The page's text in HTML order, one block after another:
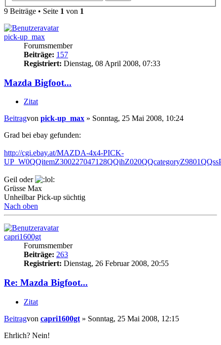
9 Beiträge • Seite 1 von 1
pick-up_max
Forumsmember
Beiträge: 157
Registriert: Dienstag, 08 April 2008, 07:33
Mazda Bigfoot...
Zitat
Beitragvon pick-up_max » Sonntag, 25 Mai 2008, 10:24
Grad bei ebay gefunden:
http://cgi.ebay.at/MAZDA-4x4-PICK-
Geil oder
Grüsse Max
Unheilbar Pick-up süchtig
Nach oben
capri1600gt
Forumsmember
Beiträge: 263
Registriert: Dienstag, 26 Februar 2008, 20:55
Re: Mazda Bigfoot...
Zitat
Beitragvon capri1600gt » Sonntag, 25 Mai 2008, 12:15
Ehrlich? Nein!